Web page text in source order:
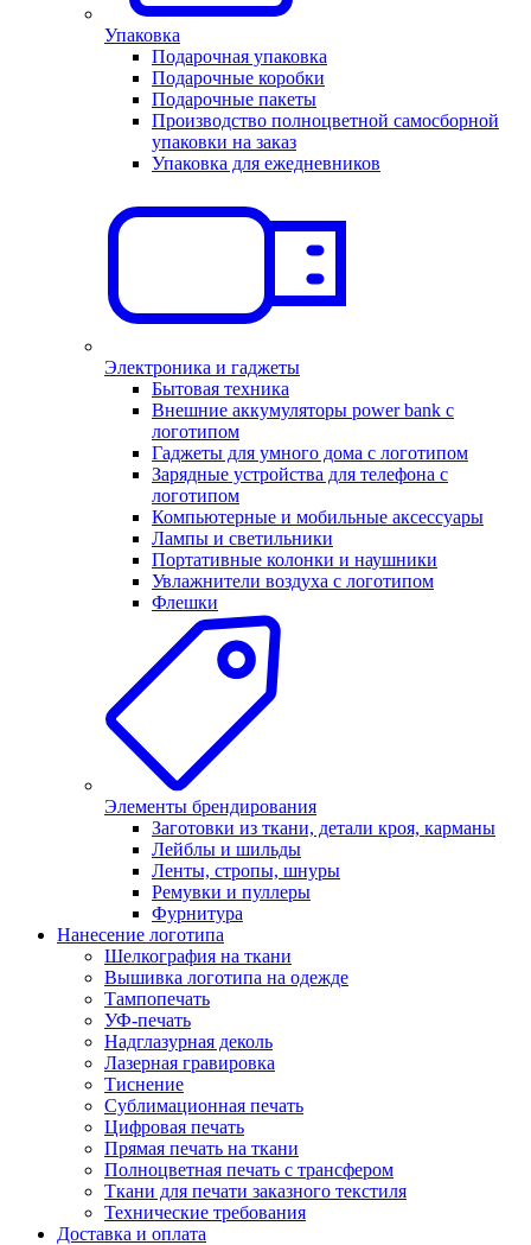
Упаковка
Подарочная упаковка
Подарочные коробки
Подарочные пакеты
Производство полноцветной самосборной
упаковки на заказ
Упаковка для ежедневников
Электроника и гаджеты
Бытовая техника
Внешние аккумуляторы power bank с
логотипом
Гаджеты для умного дома с логотипом
Зарядные устройства для телефона с
логотипом
Компьютерные и мобильные аксессуары
Лампы и светильники
Портативные колонки и наушники
Увлажнители воздуха с логотипом
Флешки
Элементы брендирования
Заготовки из ткани, детали кроя, карманы
Лейблы и шильды
Ленты, стропы, шнуры
Ремувки и пуллеры
Фурнитура
Нанесение логотипа
Шелкография на ткани
Вышивка логотипа на одежде
Тампопечать
УФ-печать
Надглазурная деколь
Лазерная гравировка
Тиснение
Сублимационная печать
Цифровая печать
Прямая печать на ткани
Полноцветная печать с трансфером
Ткани для печати заказного текстиля
Технические требования
Доставка и оплата